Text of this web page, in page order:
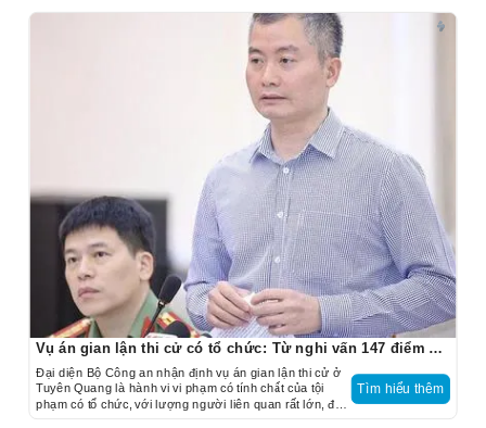
Vụ án gian lận thi cử có tổ chức: Từ nghi vấn 147 điểm 10 toán
Đại diện Bộ Công an nhận định vụ án gian lận thi cử ở
Tuyên Quang là hành vi vi phạm có tính chất của tội
phạm có tổ chức, với lượng người liên quan rất lớn, đặc
biệt là 328 thí sinh.
Tìm hiểu thêm